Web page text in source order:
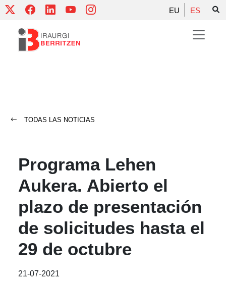
Skip
content
EU ES
TODAS LAS NOTICIAS
Programa Lehen
Aukera. Abierto el
plazo de presentación
de solicitudes hasta el
29 de octubre
21-07-2021